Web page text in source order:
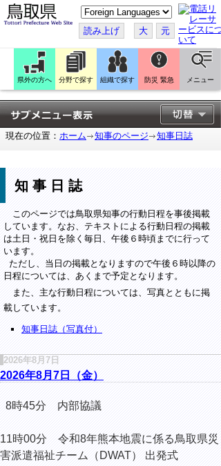
こ
の
ペ
ー
ジ
翻
訳
す
る
読み上げ 大 元
県外の方へ 分野で探す 組織で探す 防災 緊急 メニュー
現在の位置： ホーム 知事のページ 知事日誌
知事日誌
このページでは鳥取県知事の行動日程を事後掲載
しています。なお、テキストによる行動日程の掲載
は土日・祝日を除く毎日、午後６時頃までに行って
います。
ただし、当日の掲載となりますので午後６時以降の
日程については、あくまで予定となります。
また、主な行動日程については、写真とともに掲
載しています。
知事日誌（写真付）
2026年8月7日
2026年8月7日（金）
8時45分 内部協議
11時00分 令和8年熊本地震に係る鳥取県災
害派遣福祉チーム（DWAT） 出発式